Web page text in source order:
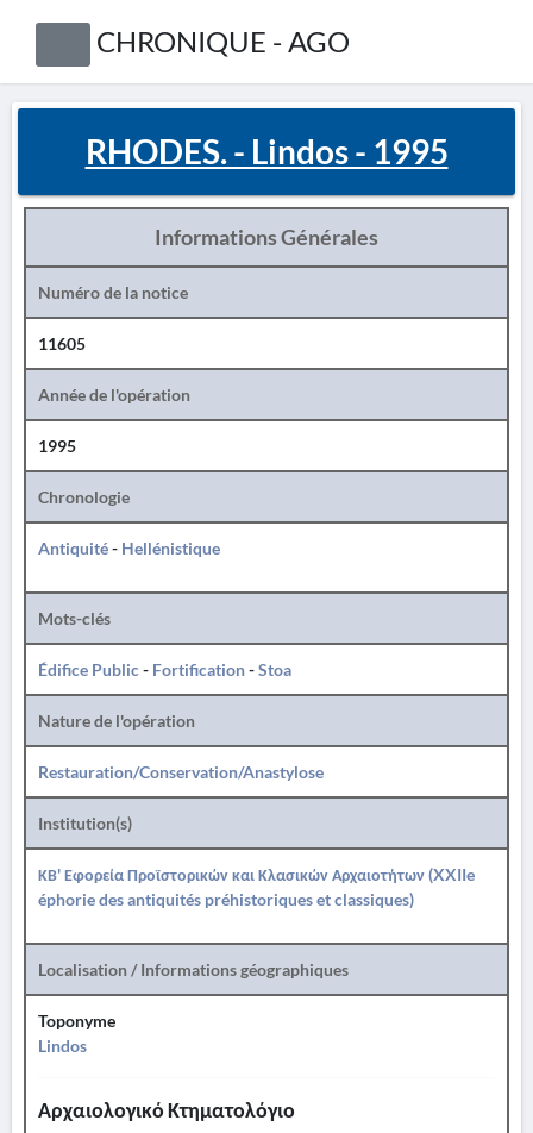
CHRONIQUE - AGO
RHODES. - Lindos - 1995
Informations Générales
Numéro de la notice
11605
Année de l'opération
1995
Chronologie
Antiquité- Hellénistique
Mots-clés
Édifice Public- Fortification-Stoa
Nature de l'opération
Restauration/Conservation/Anastylose
Institution(s)
ΚΒ' Εφορεία Προϊστορικών και Κλασικών Αρχαιοτήτων (XXIIe
éphorie des antiquités préhistoriques et classiques)
Localisation / Informations géographiques
Toponyme
Lindos
Αρχαιολογικό Κτηματολόγιο